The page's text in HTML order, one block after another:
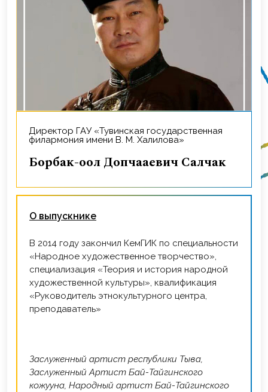
Директор ГАУ «Тувинская государственная
филармония имени В. М. Халилова»
Борбак-оол Допчааевич Салчак
О выпускнике
В 2014 году закончил КемГИК по специальности
«Народное художественное творчество»,
специализация «Теория и история народной
художественной культуры», квалификация
«Руководитель этнокультурного центра,
преподаватель»
Заслуженный артист республики Тыва,
Заслуженный Артист Бай-Тайгинского
кожууна, Народный артист Бай-Тайгинского